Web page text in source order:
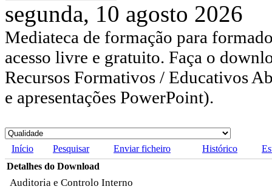
segunda, 10 agosto 2026
Mediateca de formação para
acesso livre e gratuito. Faça o
Recursos Formativos / Educativos
e apresentações PowerPoint).
Início Pesquisar Enviar ficheiro Histórico
Detalhes do Download
Auditoria e Controlo Interno